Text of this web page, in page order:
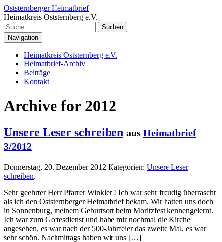
Oststernberger Heimatbrief
Heimatkreis Oststernberg e.V.
Suchen
Navigation
Heimatkreis Oststernberg e.V.
Heimatbrief-Archiv
Beiträge
Kontakt
Archive for 2012
Unsere Leser schreiben aus Heimatbrief
3/2012
Donnerstag, 20. Dezember 2012 Kategorien: Unsere Leser
schreiben.
Sehr geehrter Herr Pfarrer Winkler ! Ich war sehr freudig überrascht
als ich den Oststernberger Heimatbrief bekam. Wir hatten uns doch
in Sonnenburg, meinem Geburtsort beim Moritzfest kennengelernt.
Ich war zum Gottesdienst und habe mir nochmal die Kirche
angesehen, es war nach der 500-Jahrfeier das zweite Mal, es war
sehr schön. Nachmittags haben wir uns […]